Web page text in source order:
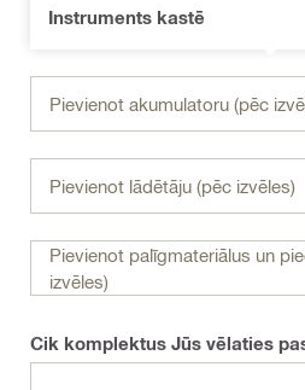
Instruments kastē
Pievienot akumulatoru (pēc
Pievienot lādētāju (pēc izvēles)
Pievienot palīgmateriālus un
izvēles)
Cik komplektus Jūs vēlaties